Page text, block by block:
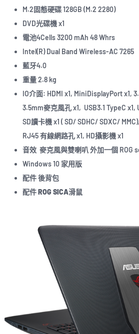
M.2固態硬碟 128GB (M.2 2280)
DVD光碟機 x1
電池4Cells 3200 mAh 48 Whrs
Intel(R) Dual Band Wireless-AC 7265
藍牙4.0
重量 2.8 kg
IO介面: HDMI x1, MiniDisplayPort x1,
3.5mm麥克風孔 x1, USB3.1 TypeC x1,
SD讀卡機 x1 ( SD/ SDHC/ SDXC/ MMC),
RJ45 有線網路孔 x1, HD攝影機 x1
音效 麥克風與雙喇叭 外加一個 ROG
Windows 10 家用版
配件 後背包
配件ROG SICA滑鼠